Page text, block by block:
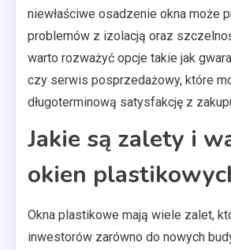
niewłaściwe osadzenie okna może
problemów z izolacją oraz
warto rozważyć opcje takie jak
czy serwis posprzedażowy, które
długoterminową satysfakcję z
Jakie są zalety i
okien
Okna plastikowe mają wiele zalet,
inwestorów zarówno do nowych